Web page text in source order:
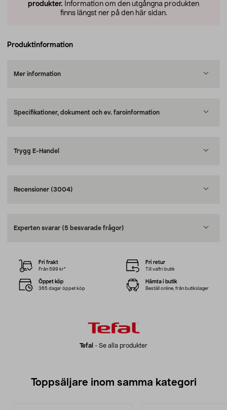
produkter. Information om den utgångna produkten
finns längst ner på den här sidan.
Produktinformation
Mer information
Specifikationer, dokument och ev. faroinformation
Trygg E-Handel
Recensioner (3004)
Experten svarar (5 besvarade frågor)
Tefal - Se alla produkter
Fri frakt
Från 599 kr*
Fri retur
Till valfri butik
Öppet köp
365 dagar öppet köp
Hämta i butik
Beställ online, från butikslager
Toppsäljare inom samma kategori